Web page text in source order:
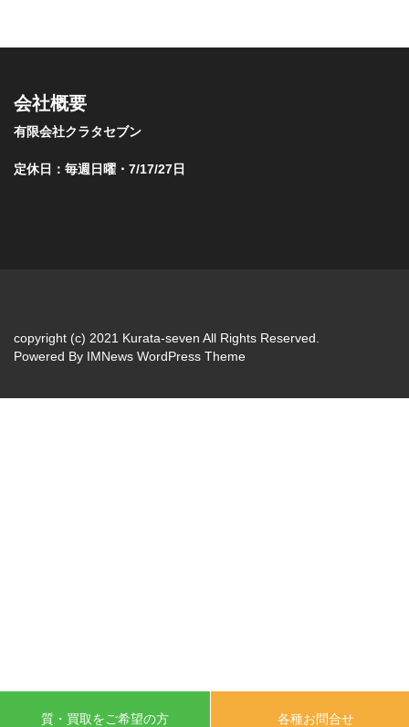
会社概要
有限会社クラタセブン
定休日：毎週日曜・7/17/27日
copyright (c) 2021 Kurata-seven All Rights Reserved.
Powered By IMNews WordPress Theme
質・買取をご希望の方 各種お問合せ